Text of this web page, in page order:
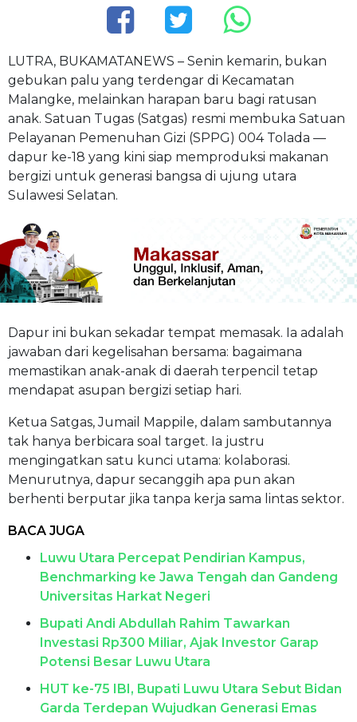
LUTRA, BUKAMATANEWS – Senin kemarin, bukan
gebukan palu yang terdengar di Kecamatan
Malangke, melainkan harapan baru bagi ratusan
anak. Satuan Tugas (Satgas) resmi membuka Satuan
Pelayanan Pemenuhan Gizi (SPPG) 004 Tolada —
dapur ke-18 yang kini siap memproduksi makanan
bergizi untuk generasi bangsa di ujung utara
Sulawesi Selatan.
Dapur ini bukan sekadar tempat memasak. Ia adalah
jawaban dari kegelisahan bersama: bagaimana
memastikan anak-anak di daerah terpencil tetap
mendapat asupan bergizi setiap hari.
Ketua Satgas, Jumail Mappile, dalam sambutannya
tak hanya berbicara soal target. Ia justru
mengingatkan satu kunci utama: kolaborasi.
Menurutnya, dapur secanggih apa pun akan
berhenti berputar jika tanpa kerja sama lintas sektor.
BACA JUGA
Luwu Utara Percepat Pendirian Kampus,
Benchmarking ke Jawa Tengah dan Gandeng
Universitas Harkat Negeri
Bupati Andi Abdullah Rahim Tawarkan
Investasi Rp300 Miliar, Ajak Investor Garap
Potensi Besar Luwu Utara
HUT ke-75 IBI, Bupati Luwu Utara Sebut Bidan
Garda Terdepan Wujudkan Generasi Emas